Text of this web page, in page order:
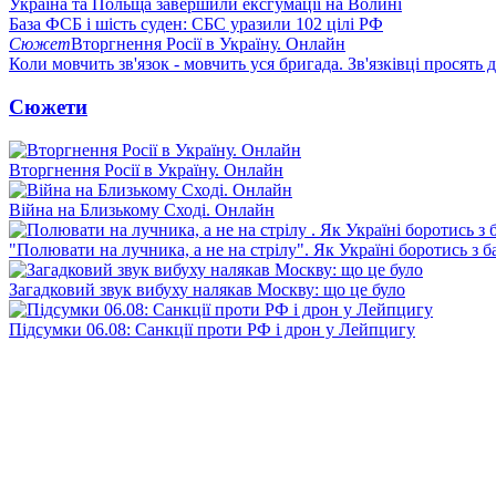
Україна та Польща завершили ексгумації на Волині
База ФСБ і шість суден: СБС уразили 102 цілі РФ
СюжетВторгнення Росії в Україну. Онлайн
Коли мовчить зв'язок - мовчить уся бригада. Зв'язківці просять
Сюжети
Вторгнення Росії в Україну. Онлайн
Війна на Близькому Сході. Онлайн
"Полювати на лучника, а не на стрілу". Як Україні боротись з
Загадковий звук вибуху налякав Москву: що це було
Підсумки 06.08: Санкції проти РФ і дрон у Лейпцигу